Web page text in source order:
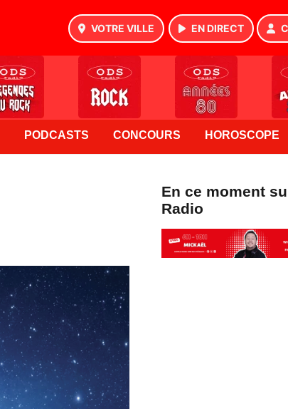
VOTRE VILLE EN DIRECT
PODCASTS CONCOURS HOROSCOPE
En ce moment
Radio